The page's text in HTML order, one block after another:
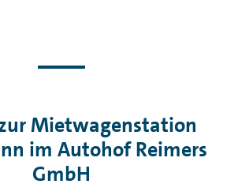
Mietwagenstation
im Autohof Reimers
GmbH